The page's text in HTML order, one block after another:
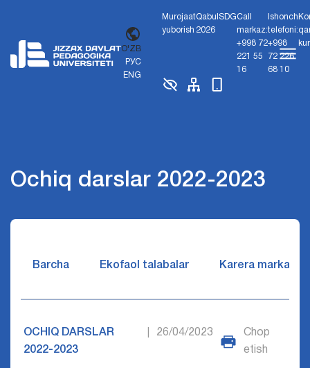
O'ZB
РУС
ENG
Murojaat
yuborish
Qabul
2026
SDGCall
markaz:
+998 72
221 55
16
Ishonch
telefoni:
+998
72 226
68 10
Ochiq darslar 2022-2023
Barcha Ekofaol talabalar Karera markazi
OCHIQ DARSLAR
2022-2023
26/04/2023
Chop
etish